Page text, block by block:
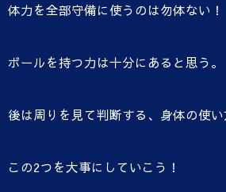
体力を全部守備に使うのは勿体ない！
ボールを持つ力は十分にあると思う。
後は周りを見て判断する、身体の使
この2つを大事にしていこう！